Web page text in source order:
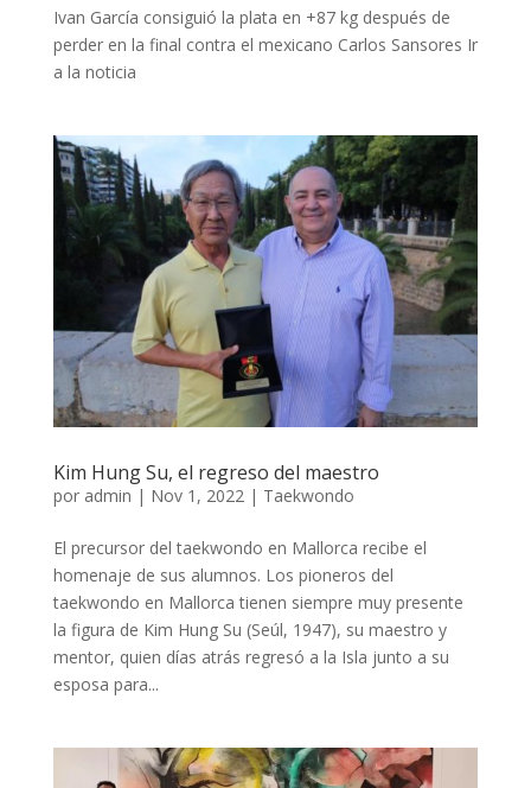
Ivan García consiguió la plata en +87 kg después de
perder en la final contra el mexicano Carlos Sansores Ir
a la noticia
Kim Hung Su, el regreso del maestro
por admin | Nov 1, 2022| Taekwondo
El precursor del taekwondo en Mallorca recibe el
homenaje de sus alumnos. Los pioneros del
taekwondo en Mallorca tienen siempre muy presente
la figura de Kim Hung Su (Seúl, 1947), su maestro y
mentor, quien días atrás regresó a la Isla junto a su
esposa para...